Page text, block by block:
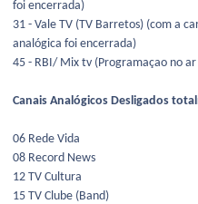
foi encerrada)
31 - Vale TV (TV Barretos) (com a
analógica foi encerrada)
45 - RBI/ Mix tv (Programaçao no
Canais Analógicos Desligados
06 Rede Vida
08 Record News
12 TV Cultura
15 TV Clube (Band)